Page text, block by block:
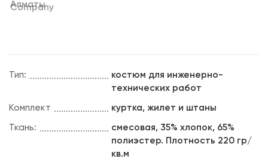
Тип:
костюм для инженерно-
технических работ
Комплект куртка, жилет и штаны
Ткань:
смесовая, 35% хлопок, 65%
полиэстер. Плотность 220 гр/
кв.м